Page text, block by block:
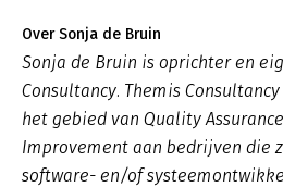
Over Sonja de Bruin
Sonja de Bruin is oprichter en
Consultancy. Themis
het gebied van Quality
Improvement aan bedrijven die
software- en/of